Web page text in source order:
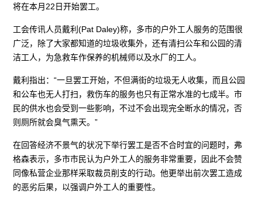
将在本月22日开始罢工。
工会传讯人员戴利(Pat Daley)称，多市的户外工人服务的范围很
广泛，除了大家都知道的垃圾收集外，还有清扫公车和公园的清
洁工人，为急救车作保养的机械师以及水厂的工人。
戴利指出：“一旦罢工开始，不但满街的垃圾无人收集，而且公园
和公车也无人打扫，救伤车的服务也只有正常水准的七成半。市
民的供水也会受到一些影响，不过不会出现完全断水的情况，否
则厕所就会臭气熏天。”
在回答经济不景气的状况下举行罢工是否不合时宜的问题时，弗
格森表示，多市市民认为户外工人的服务非常重要，因此不会赞
同像私营企业那样采取裁员削支的行动。他更举出前次罢工造成
的恶劣后果，以强调户外工人的重要性。